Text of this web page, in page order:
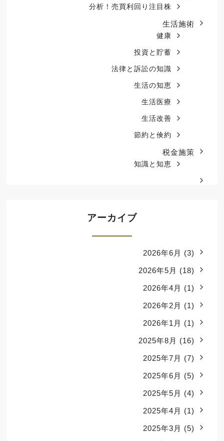
分析！売買利回り注目株
生活施術
健康
投資と貯蓄
法律と訴訟の知識
生活の知恵
生活医療
生活改善
節約と倹約
税金施策
知識と知恵
アーカイブ
2026年6月 (3)
2026年5月 (18)
2026年4月 (1)
2026年2月 (1)
2026年1月 (1)
2025年8月 (16)
2025年7月 (7)
2025年6月 (5)
2025年5月 (4)
2025年4月 (1)
2025年3月 (5)